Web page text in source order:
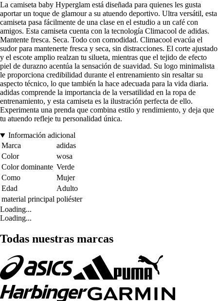
La camiseta baby Hyperglam está diseñada para quienes les gusta
aportar un toque de glamour a su atuendo deportivo. Ultra versátil, esta
camiseta pasa fácilmente de una clase en el estudio a un café con
amigos. Esta camiseta cuenta con la tecnología Climacool de adidas.
Mantente fresca. Seca. Todo con comodidad. Climacool evacúa el
sudor para mantenerte fresca y seca, sin distracciones. El corte ajustado
y el escote amplio realzan tu silueta, mientras que el tejido de efecto
piel de durazno acentúa la sensación de suavidad. Su logo minimalista
le proporciona credibilidad durante el entrenamiento sin resaltar su
aspecto técnico, lo que también la hace adecuada para la vida diaria.
adidas comprende la importancia de la versatilidad en la ropa de
entrenamiento, y esta camiseta es la ilustración perfecta de ello.
Experimenta una prenda que combina estilo y rendimiento, y deja que
tu atuendo refleje tu personalidad única.
Información adicional
Marca
adidas
Color
wosa
Color dominante Verde
Como
Mujer
Edad
Adulto
material principal poliéster
Loading...
Loading...
Todas nuestras marcas